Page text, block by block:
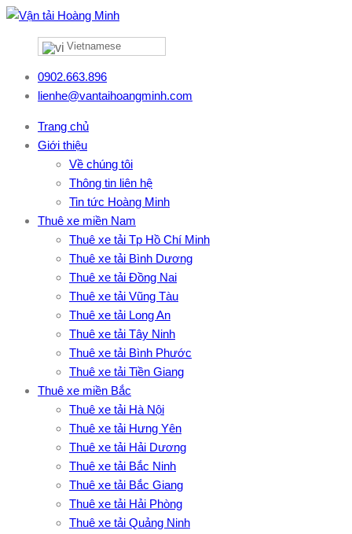
Vietnamese
0902.663.896
lienhe@vantaihoangminh.com
Trang chủ
Giới thiệu
Về chúng tôi
Thông tin liên hệ
Tin tức Hoàng Minh
Thuê xe miền Nam
Thuê xe tải Tp Hồ Chí Minh
Thuê xe tải Bình Dương
Thuê xe tải Đồng Nai
Thuê xe tải Vũng Tàu
Thuê xe tải Long An
Thuê xe tải Tây Ninh
Thuê xe tải Bình Phước
Thuê xe tải Tiền Giang
Thuê xe miền Bắc
Thuê xe tải Hà Nội
Thuê xe tải Hưng Yên
Thuê xe tải Hải Dương
Thuê xe tải Bắc Ninh
Thuê xe tải Bắc Giang
Thuê xe tải Hải Phòng
Thuê xe tải Quảng Ninh